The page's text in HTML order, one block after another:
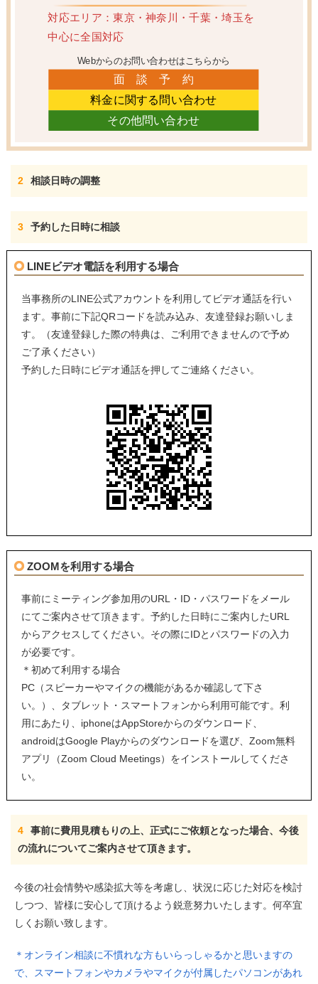
対応エリア：東京・神奈川・千葉・埼玉 を
中心に全国対応
Webからのお問い合わせはこちらから
面 談 予 約
料金に関する問い合わせ
その他問い合わせ
2 相談日時の調整
3 予約した日時に相談
LINEビデオ電話を利用する場合
当事務所のLINE公式アカウントを利用してビデオ通話を行い
ます。事前に下記QRコードを読み込み、友達登録お願いしま
す。（友達登録した際の特典は、ご利用できませんので予め
ご了承ください）
予約した日時にビデオ通話を押してご連絡ください。
ZOOMを利用する場合
事前にミーティング参加用のURL・ID・パスワードをメール
にてご案内させて頂きます。予約した日時にご案内したURL
からアクセスしてください。その際にIDとパスワードの入力
が必要です。
＊初めて利用する場合
PC（スピーカーやマイクの機能があるか確認して下さ
い。）、タブレット・スマートフォンから利用可能です。利
用にあたり、iphoneはAppStoreからのダウンロード、
androidはGoogle Playからのダウンロードを選び、Zoom無料
アプリ（Zoom Cloud Meetings）をインストールしてくださ
い。
4
事前に費用見積もりの上、正式にご依頼となった場合、今後
の流れについてご案内させて頂きます。
今後の社会情勢や感染拡大等を考慮し、状況に応じた対応を検討
しつつ、皆様に安心して頂けるよう鋭意努力いたします。何卒宜
しくお願い致します。
＊オンライン相談に不慣れな方もいらっしゃるかと思いますの
で、スマートフォンやカメラやマイクが付属したパソコンがあれ